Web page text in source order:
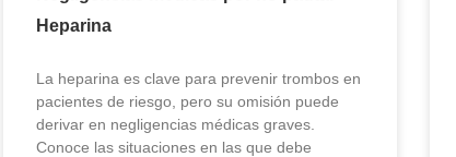
Heparina
La heparina es clave para prevenir trombos en
pacientes de riesgo, pero su omisión puede
derivar en negligencias médicas graves.
Conoce las situaciones en las que debe